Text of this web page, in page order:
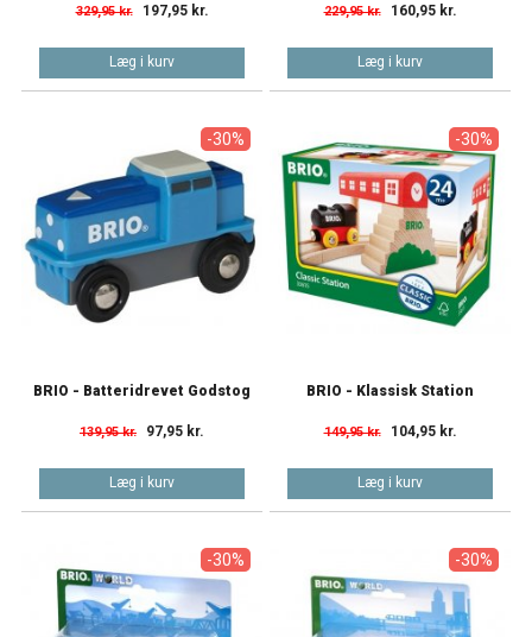
329,95 kr. 197,95 kr.
Læg i kurv
229,95 kr. 160,95 kr.
Læg i kurv
-30%
BRIO - Batteridrevet Godstog
139,95 kr. 97,95 kr.
Læg i kurv
-30%
BRIO - Klassisk Station
149,95 kr. 104,95 kr.
Læg i kurv
-30% -30%